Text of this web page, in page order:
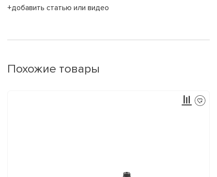
+добавить статью или видео
Похожие товары